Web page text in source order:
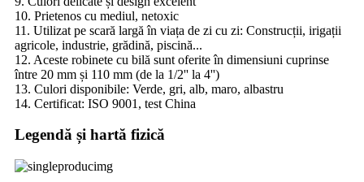
10. Prietenos cu mediul, netoxic
11. Utilizat pe scară largă în viața de zi cu zi: Construcții, irigații
agricole, industrie, grădină, piscină...
12. Aceste robinete cu bilă sunt oferite în dimensiuni cuprinse
între 20 mm și 110 mm (de la 1/2'' la 4'')
13. Culori disponibile: Verde, gri, alb, maro, albastru
14. Certificat: ISO 9001, test China
Legendă și hartă fizică